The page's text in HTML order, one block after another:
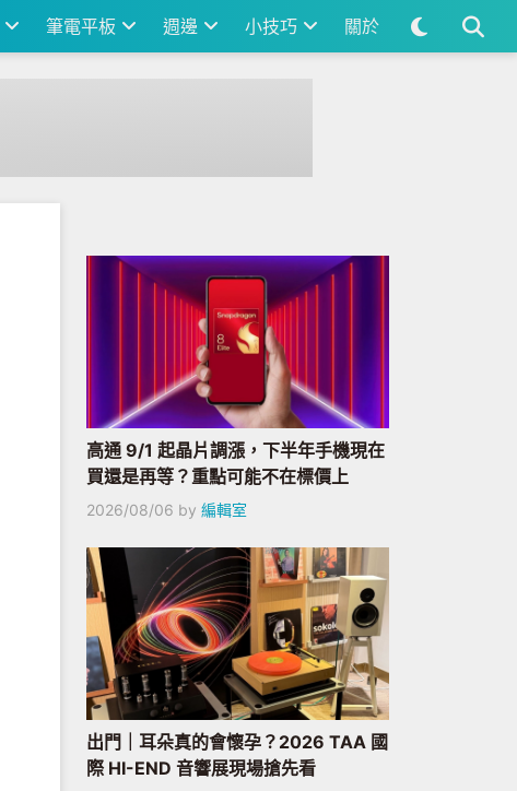
筆電平板 週邊 小技巧 關於
高通 9/1 起晶片調漲，下半年手機現在
買還是再等？重點可能不在標價上
2026/08/06 by 編輯室
出門｜耳朵真的會懷孕？2026 TAA 國
際 HI-END 音響展現場搶先看